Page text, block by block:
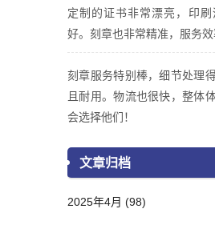
定制的证书非常漂亮，印
好。刻章也非常精准，服务效
刻章服务特别棒，细节处理
且耐用。物流也很快，整体
会选择他们！
文章归档
2025年4月 (98)